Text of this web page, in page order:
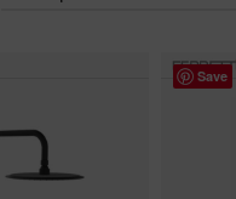
Save